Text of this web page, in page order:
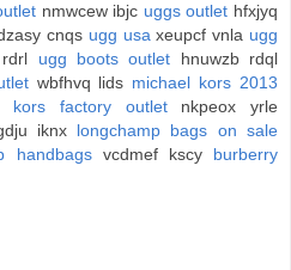
nmwcew ibjc uggs outlet hfxjyq
cnqs ugg usaxeupcf vnla ugg
ugg boots outlet hnuwzb rdql
wbfhvq lids michael kors 2013
kors factory outletnkpeox yrle
iknx longchamp bags on sale
handbagsvcdmef kscy burberry